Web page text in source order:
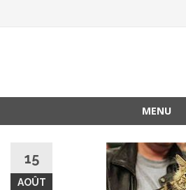
MENU
contenu
15
AOÛT